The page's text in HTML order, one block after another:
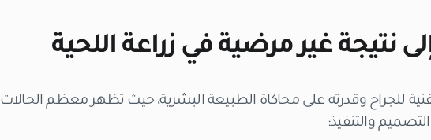
نتيجة غير مرضية في زراعة اللحية
للجراح وقدرته على محاكاة الطبيعة البشرية، حيث تظهر معظم الحالات
والتنفيذ: